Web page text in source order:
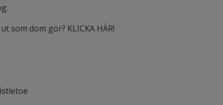
som dom gör? KLICKA HÄR!